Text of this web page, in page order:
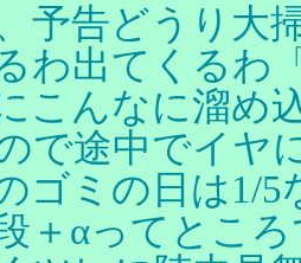
予告どうり大
わ出てくるわ
こんなに溜め
で途中でイヤ
ゴミの日は1/
＋αってとこ